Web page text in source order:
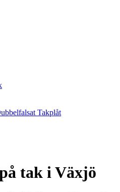
Takplåt
tak i Växjö